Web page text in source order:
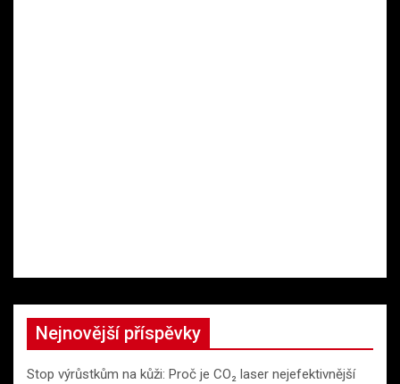
Nejnovější příspěvky
Stop výrůstkům na kůži: Proč je CO₂ laser nejefektivnější